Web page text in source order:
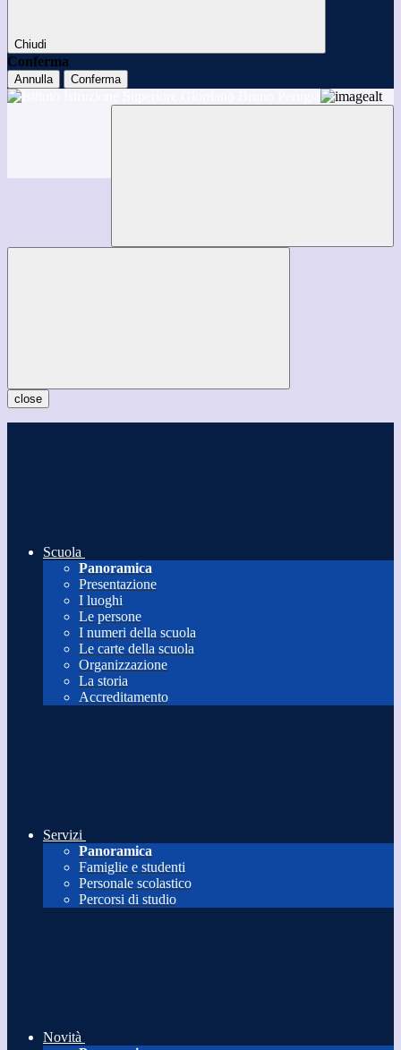
Chiudi
Conferma
Annulla Conferma
close
Scuola
Panoramica
Presentazione
I luoghi
Le persone
I numeri della scuola
Le carte della scuola
Organizzazione
La storia
Accreditamento
Servizi
Panoramica
Famiglie e studenti
Personale scolastico
Percorsi di studio
Novità